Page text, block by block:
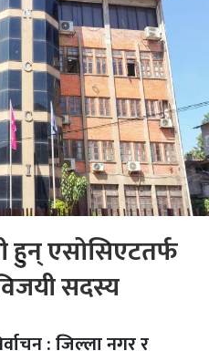
हुन् एसोसिएटतर्फ
सदस्य
: जिल्ला नगर र